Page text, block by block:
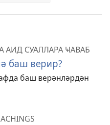
АИД СУАЛЛАРА ҸАВАБ
баш верир?
баш верәнләрдән